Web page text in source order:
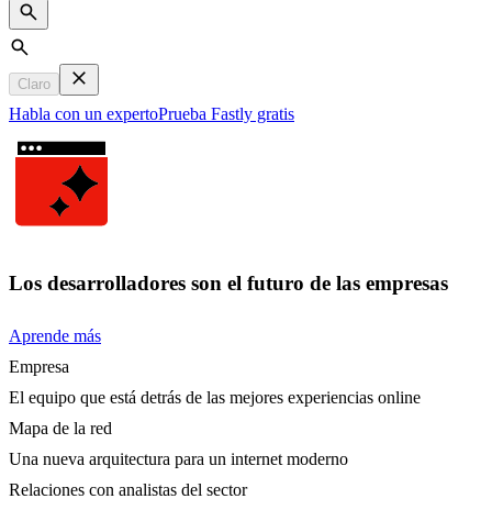
Search
Claro
Habla con un expertoPrueba Fastly gratis
Los desarrolladores son el futuro de las empresas
Aprende más
Empresa
El equipo que está detrás de las mejores experiencias online
Mapa de la red
Una nueva arquitectura para un internet moderno
Relaciones con analistas del sector